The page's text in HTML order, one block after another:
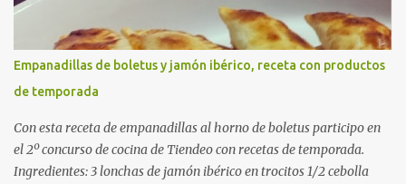
verduras Limpia las alcachofas, retira las hojas duras y córtalas en
cuartos. Trocea las judías verdes. Reserva en agua con limón para
que no se oxiden. 2. Sofríe las carnes En la paellera, añade un buen
chorro de aceite de oliva y dora bien el pollo y las costillas a fuego
medio-alto. Este paso es clave: cuanto más dorado, más sabor ten...
Empanadillas de boletus y jamón ibérico, receta con productos
de temporada
Con esta receta de empanadillas al horno de boletus participo en
el 2º concurso de cocina de Tiendeo con recetas de temporada.
Ingredientes: 3 lonchas de jamón ibérico en trocitos 1/2 cebolla